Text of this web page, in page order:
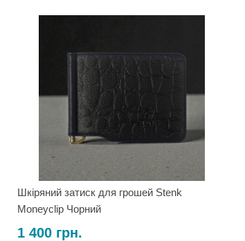
Шкіряний затиск для грошей Stenk
Moneyclip Чорний
1 400 грн.